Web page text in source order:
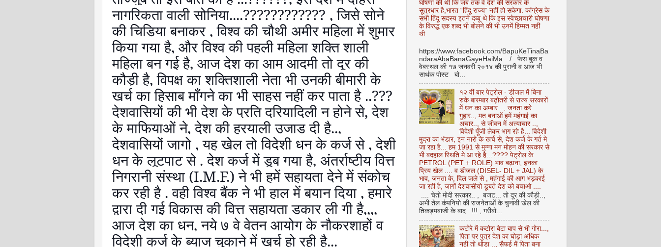
नागरिकता वाली सोनिया....???????????? ,जिसे सोने
की चिड़िया बनाकर ,विश्व की चौथी अमीर महिला में शुमार
किया गया है, और विश्व की पहली महिला शक्ति शाली
महिला बन गई है, आज देश का आम आदमी तो दूर की
कौड़ी है,विपक्ष का शक्तिशाली नेता भी उनकी बीमारी के
खर्च का हिसाब माँगने का भी साहस नहीं कर पाता है ..???
देशवासियों की भी देश के प्रति दरियादिली न होने से,देश
के माफियाओं ने,देश की हरयाली उजाड़ दी है..,
देशवासियों जागो ,यह खेल तो विदेशी धन के कर्ज से ,देशी
धन के लूटपाट से . देश कर्ज में डूब गया है, अंतर्राष्टीय वित्त
निगरानी संस्था (I.M.F.)ने भी हमें सहायता देने में संकोच
कर रही है . वही विश्व बैंक ने भी हाल में बयान दिया ,हमारे
द्वारा दी गई विकास की वित्त सहायता डकार ली गी है,,,,
आज देश का धन,नये ७ वे वेतन आयोग के नौकरशाहों व
विदेशी कर्ज के ब्याज चुकाने में खर्च हो रही है...
घोषणा की थी कि जब तक वे देश की सरकार के
सूत्रधार है,भारत “हिंदू राज्य” नहीं हो सकेगा. कांग्रेस के
सभी हिंदू सदस्य इतने दब्बू थे कि इस स्वेच्छाचारी घोषणा
के विरुद्ध एक शब्द भी बोलने की भी उनमें हिम्मत नहीं
थी.
https://www.facebook.com/BapuKeTinaBa
ndaraAbaBanaGayeHaiMa…/ फेस बुक व
वेबस्थल की १७ जनवरी २०१४ की पुरानी व आज भी
सार्थक पोस्ट बो...
१२ वीं बार पेट्रोल - डीजल में बिना
रुके बारम्बार बढ़ोतरी से राज्य सरकारों
में धन का अम्बार .., जनता करे
गुहार.., मत बनाओं हमें महंगाई का
अचार.., से जीवन में अत्याचार ..,
विदेशी पूँजी लेकर भाग रहे है... विदेशी
मुद्रा का भंडार, इन नारो के खर्च से, देश कर्ज के गर्त मे
जा रहा है... हम 1991 से मुन्ना मन मोहन की सरकार से
भी बदहाल स्थिति मे आ रहे है...???? पेट्रोल के
PETROL (PET + ROLE) भाव बढ़ाना, इनका
प्रिय खेल .... व डीजल (DISEL- DIL + JAL) के
भाव, जनता के, दिल जले से , महंगाई की आग भड़काई
जा रही है, जागों देशवासीयो डूबते देश को बचाओ ....
.... चेतो मोदी सरकार.. , बजट... तो दूर की कौड़ी..,
अभी तेल कंपनियो की राजनेताओं के चुनावी खेल की
तिकड़मबाजी के बाद !!! , गरीबो...
कटोरे में कटोरा बेटा बाप से भी गोरा...,
पिता पर पुत्र देश का घोड़ा अधिक
नही तो थोडा .., सैफई में पिता बना